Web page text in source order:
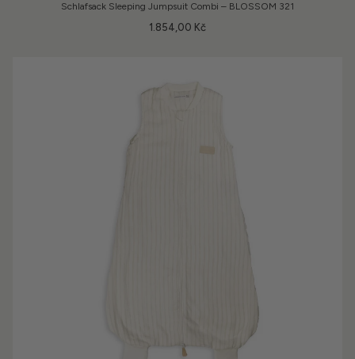
Schlafsack Sleeping Jumpsuit Combi – BLOSSOM 321
1.854,00 Kč